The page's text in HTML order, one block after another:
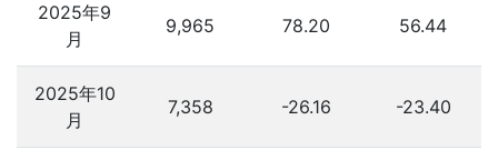
2025年9
月
9,965 78.20 56.44
2025年10
月
7,358 -26.16 -23.40